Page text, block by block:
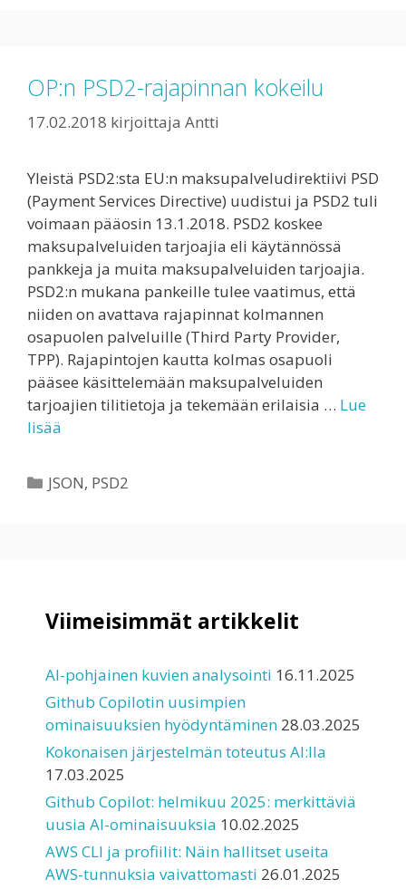
OP:n PSD2-rajapinnan kokeilu
17.02.2018 kirjoittaja Antti
Yleistä PSD2:sta EU:n maksupalveludirektiivi PSD
(Payment Services Directive) uudistui ja PSD2 tuli
voimaan pääosin 13.1.2018. PSD2 koskee
maksupalveluiden tarjoajia eli käytännössä
pankkeja ja muita maksupalveluiden tarjoajia.
PSD2:n mukana pankeille tulee vaatimus, että
niiden on avattava rajapinnat kolmannen
osapuolen palveluille (Third Party Provider,
TPP). Rajapintojen kautta kolmas osapuoli
pääsee käsittelemään maksupalveluiden
tarjoajien tilitietoja ja tekemään erilaisia … Lue
lisää
Kategoriat
JSON, PSD2
Viimeisimmät artikkelit
AI-pohjainen kuvien analysointi 16.11.2025
Github Copilotin uusimpien
ominaisuuksien hyödyntäminen 28.03.2025
Kokonaisen järjestelmän toteutus AI:lla
17.03.2025
Github Copilot: helmikuu 2025: merkittäviä
uusia AI-ominaisuuksia 10.02.2025
AWS CLI ja profiilit: Näin hallitset useita
AWS-tunnuksia vaivattomasti 26.01.2025